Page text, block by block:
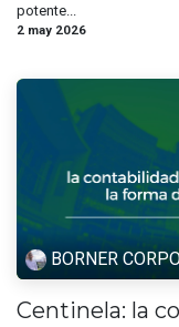
potente...
2 may 2026
BORNER
Centinela: la